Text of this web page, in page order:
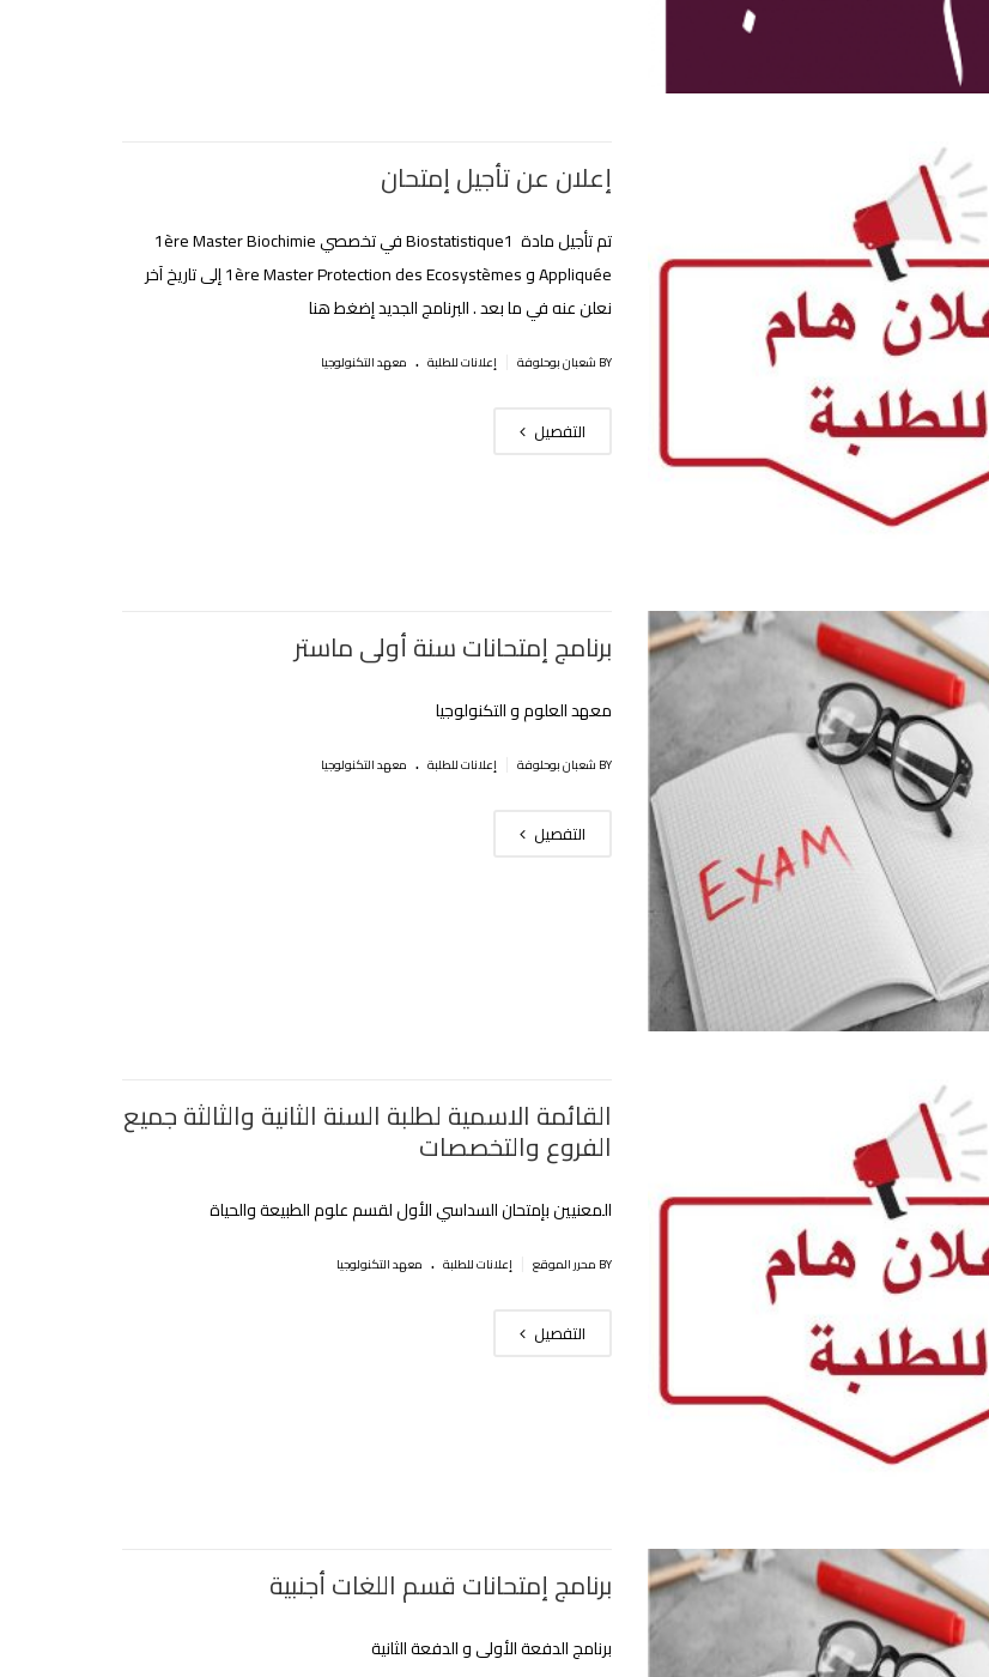
إعلان عن تأجيل إمتحان
تم تأجيل مادة Biostatistique1 في تخصصي 1ère Master Biochimie
Appliquée و 1ère Master Protection des Ecosystèmes إلى تاريخ آخر
نعلن عنه في ما بعد . البرنامج الجديد إضغط هنا
BY شعبان بوحلوفة إعلانات للطلبة . معهد التكنولوجيا
التفصيل
برنامج إمتحانات سنة أولى ماستر
معهد العلوم و التكنولوجيا
BY شعبان بوحلوفة إعلانات للطلبة . معهد التكنولوجيا
التفصيل
القائمة الاسمية لطلبة السنة الثانية والثالثة جميع
الفروع والتخصصات
المعنيين بإمتحان السداسي الأول لقسم علوم الطبيعة والحياة
BY محرر الموقع إعلانات للطلبة . معهد التكنولوجيا
التفصيل
برنامج إمتحانات قسم اللغات أجنبية
برنامج الدفعة اﻷولى و الدفعة الثانية